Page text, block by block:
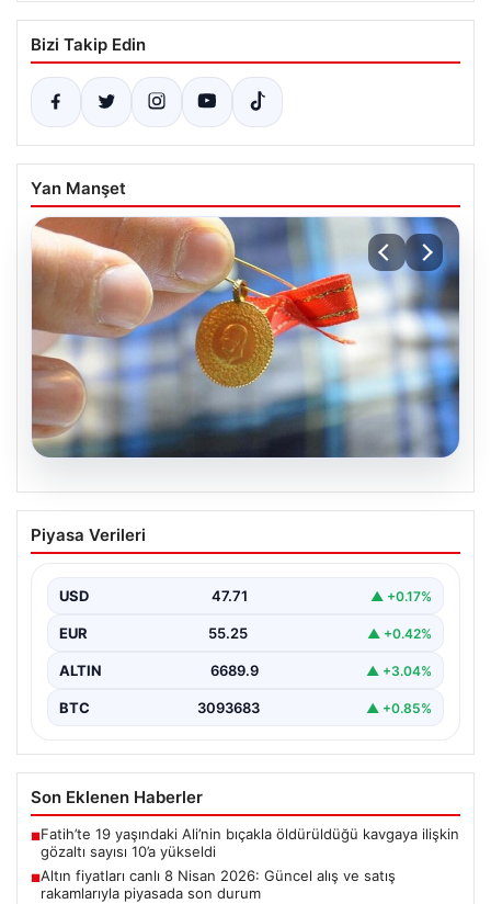
Bizi Takip Edin
Yan Manşet
05.08.2026
Altın fiyatları canlı 8 Nisan 2026:
Güncel alış ve satış rakamlarıyla
Altın piyasası, son dönemlerde yaşanan jeopolitik
hareketli bir…
Piyasa Verileri
USD 47.71 ▲ +0.17%
EUR 55.25 ▲ +0.42%
ALTIN 6689.9 ▲ +3.04%
BTC 3093683 ▲ +0.85%
Son Eklenen Haberler
■Fatih’te 19 yaşındaki Ali’nin bıçakla öldürüldüğü kavgaya ilişkin
gözaltı sayısı 10’a yükseldi
■Altın fiyatları canlı 8 Nisan 2026: Güncel alış ve satış
rakamlarıyla piyasada son durum